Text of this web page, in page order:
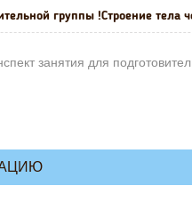
группы !Строение тела
занятия для